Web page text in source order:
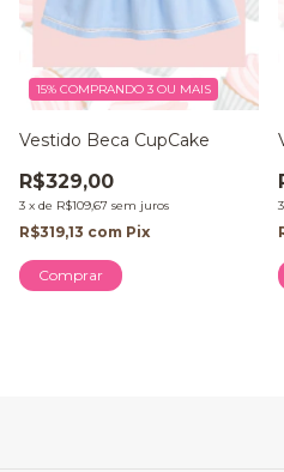
15% COMPRANDO 3 OU MAIS
Vestido Beca CupCake
R$329,00
3 x de R$109,67 sem juros
R$319,13 com Pix
Comprar
3